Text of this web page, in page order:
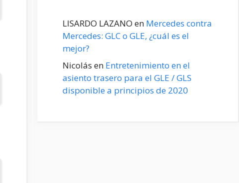
LISARDO LAZANO en Mercedes contra
Mercedes: GLC o GLE, ¿cuál es el
mejor?
Nicolás en Entretenimiento en el
asiento trasero para el GLE / GLS
disponible a principios de 2020